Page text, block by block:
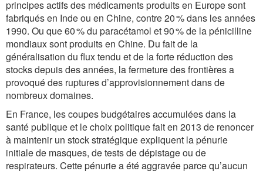
principes actifs des médicaments produits en Europe sont
fabriqués en Inde ou en Chine, contre 20 % dans les années
1990. Ou que 60 % du paracétamol et 90 % de la pénicilline
mondiaux sont produits en Chine. Du fait de la
généralisation du flux tendu et de la forte réduction des
stocks depuis des années, la fermeture des frontières a
provoqué des ruptures d’approvisionnement dans de
nombreux domaines.
En France, les coupes budgétaires accumulées dans la
santé publique et le choix politique fait en 2013 de renoncer
à maintenir un stock stratégique expliquent la pénurie
initiale de masques, de tests de dépistage ou de
respirateurs. Cette pénurie a été aggravée parce qu’aucun